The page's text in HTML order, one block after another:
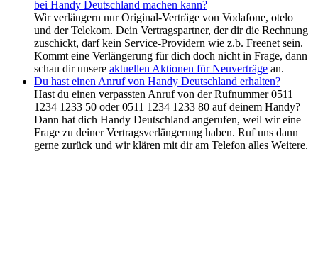
bei Handy Deutschland machen kann?
Wir verlängern nur Original-Verträge von Vodafone, otelo
und der Telekom. Dein Vertragspartner, der dir die Rechnung
zuschickt, darf kein Service-Providern wie z.b. Freenet sein.
Kommt eine Verlängerung für dich doch nicht in Frage, dann
schau dir unsere aktuellen Aktionen für Neuverträge an.
Du hast einen Anruf von Handy Deutschland erhalten?
Hast du einen verpassten Anruf von der Rufnummer 0511
1234 1233 50 oder 0511 1234 1233 80 auf deinem Handy?
Dann hat dich Handy Deutschland angerufen, weil wir eine
Frage zu deiner Vertragsverlängerung haben. Ruf uns dann
gerne zurück und wir klären mit dir am Telefon alles Weitere.